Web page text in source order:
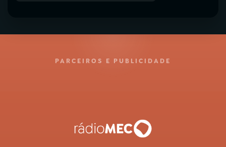
PARCEIROS E PUBLICIDADE